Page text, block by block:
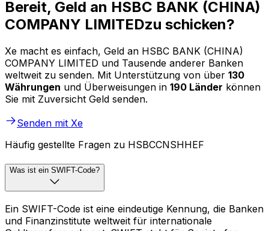
Bereit, Geld an HSBC BANK (CHINA)
COMPANY LIMITEDzu schicken?
Xe macht es einfach, Geld an HSBC BANK (CHINA)
COMPANY LIMITED und Tausende anderer Banken
weltweit zu senden. Mit Unterstützung von über 130
Währungen und Überweisungen in 190 Länder können
Sie mit Zuversicht Geld senden.
Senden mit Xe
Häufig gestellte Fragen zu HSBCCNSHHEF
Was ist ein SWIFT-Code?
Ein SWIFT-Code ist eine eindeutige Kennung, die Banken
und Finanzinstitute weltweit für internationale